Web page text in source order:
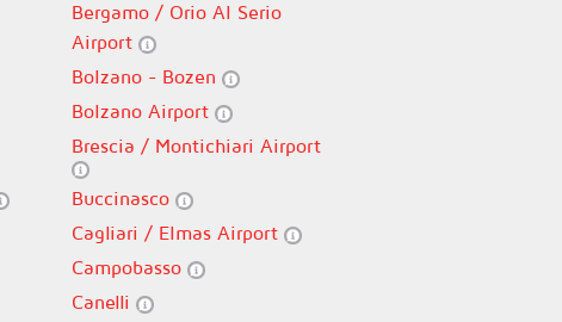
Bergamo / Orio Al Serio
Airport
Bolzano - Bozen
Bolzano Airport
Brescia / Montichiari Airport
Buccinasco
Cagliari / Elmas Airport
Campobasso
Canelli